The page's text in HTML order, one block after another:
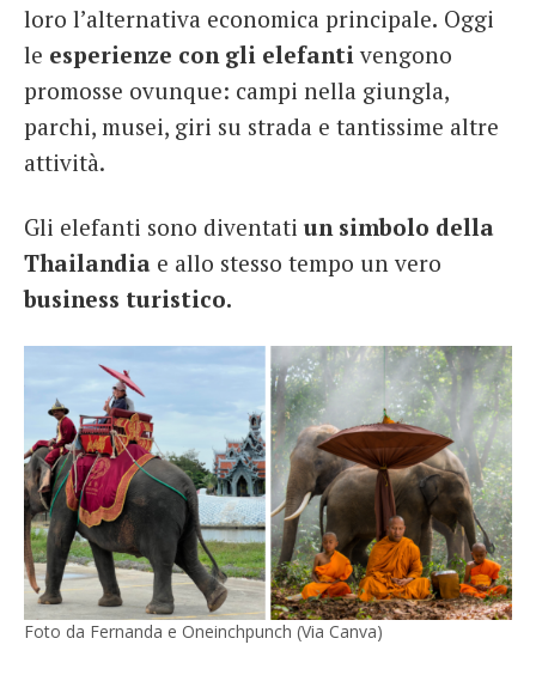
loro l’alternativa economica principale. Oggi
le esperienze con gli elefanti vengono
promosse ovunque: campi nella giungla,
parchi, musei, giri su strada e tantissime altre
attività.
Gli elefanti sono diventati un simbolo della
Thailandia e allo stesso tempo un vero
business turistico.
Foto da Fernanda e Oneinchpunch (Via Canva)